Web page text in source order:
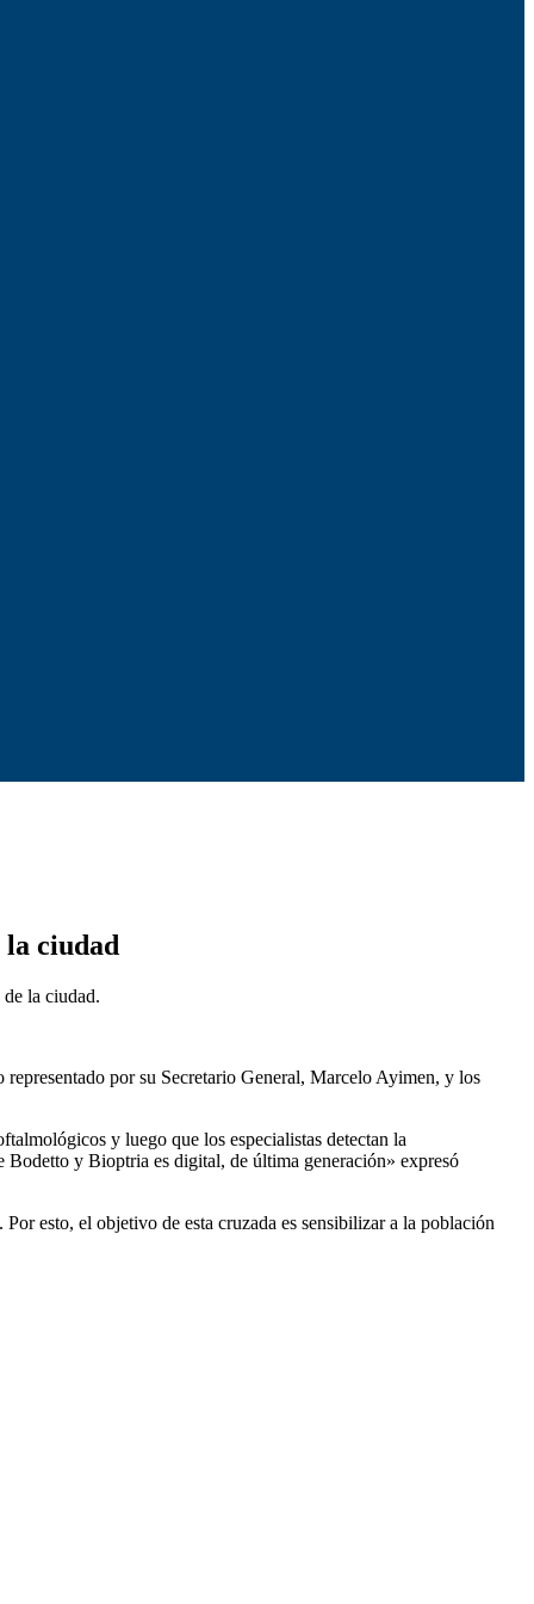
ciudad
la ciudad.
por su Secretario General, Marcelo Ayimen, y los
y luego que los especialistas detectan la
Bodetto y Bioptria es digital, de última generación» expresó
esto, el objetivo de esta cruzada es sensibilizar a la población